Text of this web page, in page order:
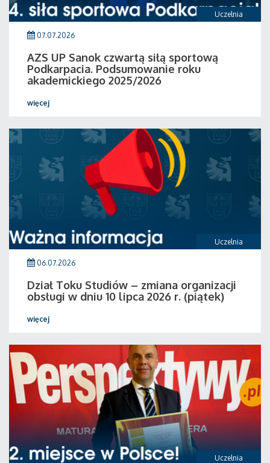
Uczelnia
07.07.2026
AZS UP Sanok czwartą siłą sportową
Podkarpacia. Podsumowanie roku
akademickiego 2025/2026
więcej
Uczelnia
06.07.2026
Dział Toku Studiów – zmiana organizacji
obsługi w dniu 10 lipca 2026 r. (piątek)
więcej
Uczelnia